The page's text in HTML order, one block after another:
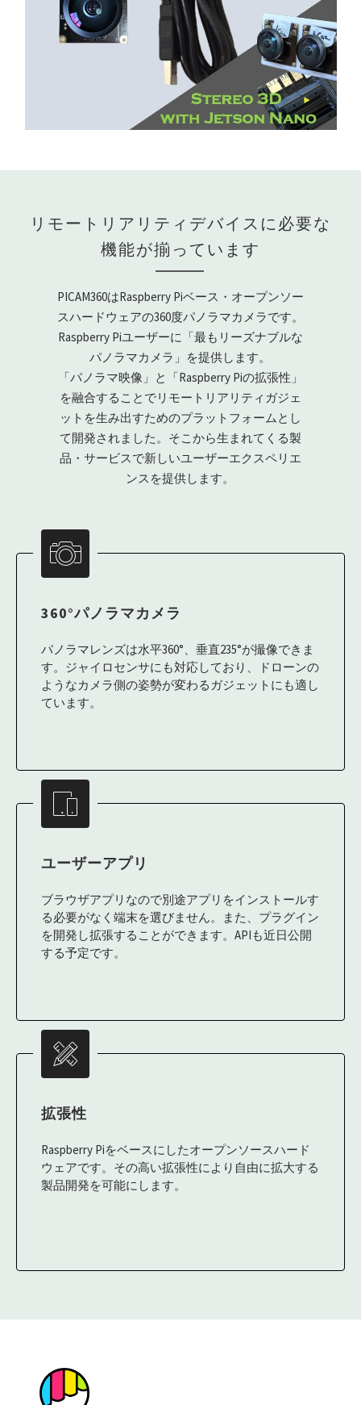
リモートリアリティデバイスに必要な
機能が揃っています
PICAM360はRaspberry Piベース・オープンソー
スハードウェアの360度パノラマカメラです。
Raspberry Piユーザーに「最もリーズナブルな
パノラマカメラ」を提供します。
「パノラマ映像」と「Raspberry Piの拡張性」
を融合することでリモートリアリティガジェ
ットを生み出すためのプラットフォームとし
て開発されました。そこから生まれてくる製
品・サービスで新しいユーザーエクスペリエ
ンスを提供します。
360°パノラマカメラ
パノラマレンズは水平360°、垂直235°が撮像できま
す。ジャイロセンサにも対応しており、ドローンの
ようなカメラ側の姿勢が変わるガジェットにも適し
ています。
ユーザーアプリ
ブラウザアプリなので別途アプリをインストールす
る必要がなく端末を選びません。また、プラグイン
を開発し拡張することができます。APIも近日公開
する予定です。
拡張性
Raspberry Piをベースにしたオープンソースハード
ウェアです。その高い拡張性により自由に拡大する
製品開発を可能にします。